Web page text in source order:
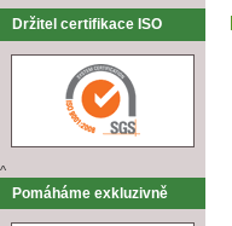
Držitel certifikace ISO
^
Pomáháme exkluzivně